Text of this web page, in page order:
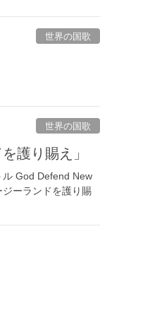
世界の国歌
世界の国歌
護り賜え」
ル God Defend New
ーランドを護り賜